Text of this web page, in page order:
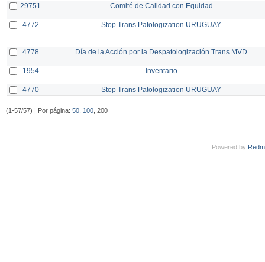
29751
Comité de Calidad con Equidad
4772 Stop Trans Patologization URUGUAY
4778 Día de la Acción por la Despatologización Trans MVD
1954 Inventario
4770 Stop Trans Patologization URUGUAY
(1-57/57) | Por página: 50 100 , 200
Powered by